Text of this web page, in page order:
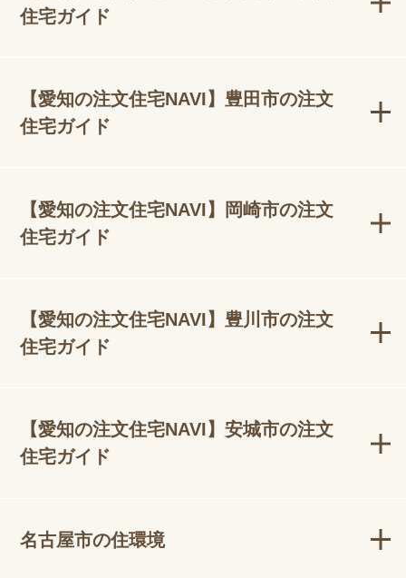
住宅ガイド
【愛知の注文住宅NAVI】豊田市の注文
住宅ガイド
【愛知の注文住宅NAVI】岡崎市の注文
住宅ガイド
【愛知の注文住宅NAVI】豊川市の注文
住宅ガイド
【愛知の注文住宅NAVI】安城市の注文
住宅ガイド
名古屋市の住環境